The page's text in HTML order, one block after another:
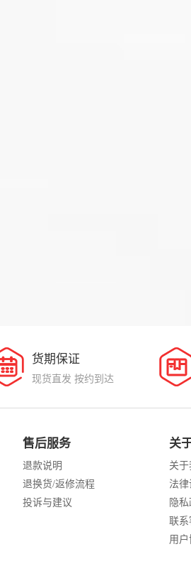
货期保证
现货直发 按约到达
售后服务
退款说明
退换货/返修流程
投诉与建议
关
关于
法律
隐
联系
用户